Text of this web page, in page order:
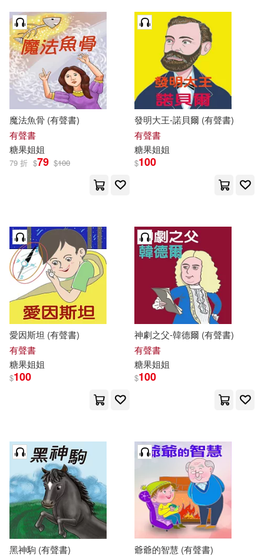
魔法魚骨 (有聲書)
有聲書
糖果姐姐
79 折 $79 $100
發明大王-諾貝爾 (有聲書)
有聲書
糖果姐姐
$100
愛因斯坦 (有聲書)
有聲書
糖果姐姐
$100
神劇之父-韓德爾 (有聲書)
有聲書
糖果姐姐
$100
黑神駒 (有聲書)
爺爺的智慧 (有聲書)